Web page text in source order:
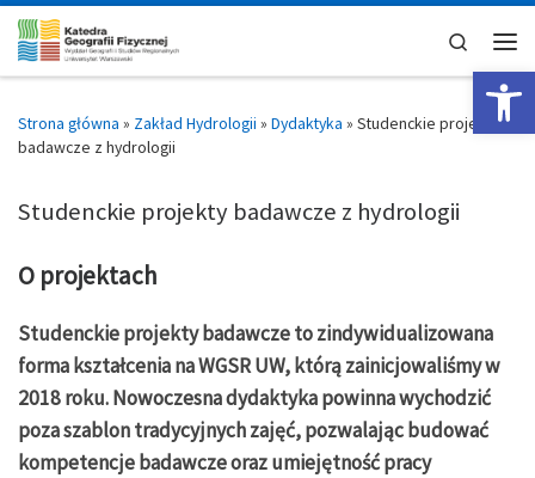
Skip to content
Search
Strona główna » Zakład Hydrologii » Dydaktyka » Studenckie projekty
badawcze z hydrologii
Studenckie projekty badawcze z hydrologii
O projektach
Studenckie projekty badawcze to zindywidualizowana
forma kształcenia na WGSR UW, którą zainicjowaliśmy w
2018 roku. Nowoczesna dydaktyka powinna wychodzić
poza szablon tradycyjnych zajęć, pozwalając budować
kompetencje badawcze oraz umiejętność pracy